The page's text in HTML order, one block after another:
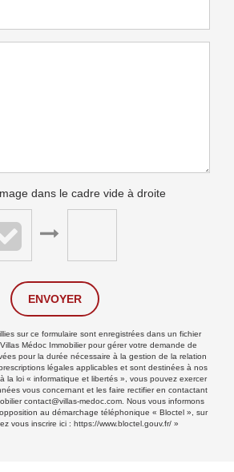
dans le cadre vide à droite
ENVOYER
sur ce formulaire sont enregistrées dans un fichier
Médoc Immobilier pour gérer votre demande de
pour la durée nécessaire à la gestion de la relation
légales applicables et sont destinées à nos
la loi « informatique et libertés », vous pouvez exercer
vous concernant et les faire rectifier en contactant
contact@villas-medoc.com. Nous vous informons
au démarchage téléphonique « Bloctel », sur
vous inscrire ici : https://www.bloctel.gouv.fr/ »